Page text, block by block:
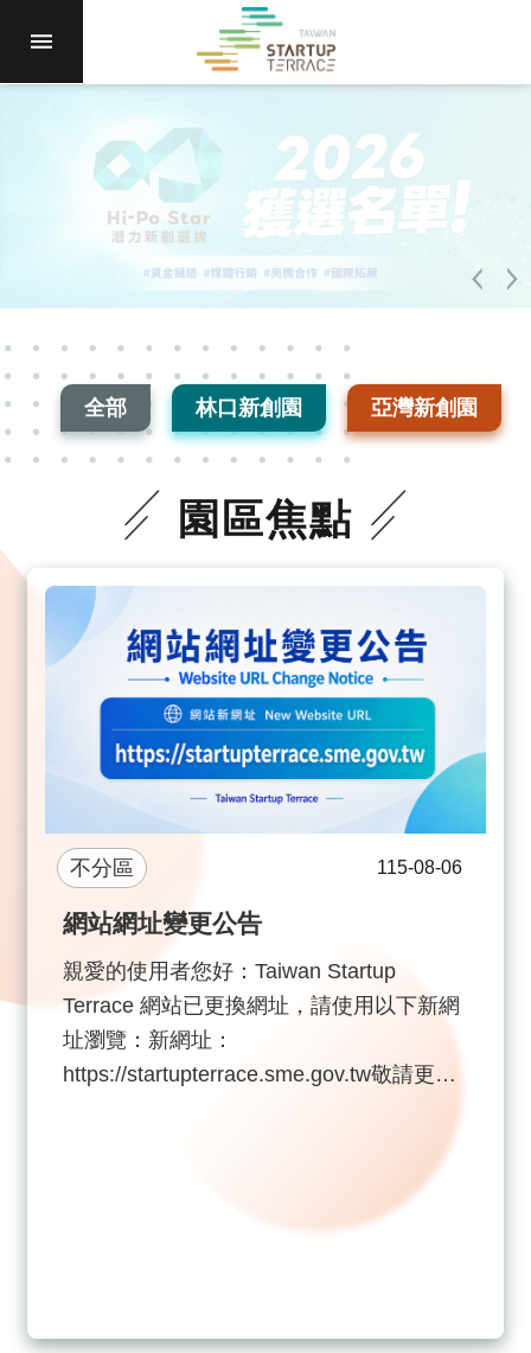
進
園
徵
件
國
際
園
私
全部 林口新創園 亞灣新創園
園區焦點
不分區 115-08-06
網站網址變更公告
親愛的使用者您好：Taiwan Startup
Terrace 網站已更換網址，請使用以下新網
址瀏覽：新網址：
https://startupterrace.sme.gov.tw敬請更新
覽。造成不便，敬請見諒，感謝您的理解與